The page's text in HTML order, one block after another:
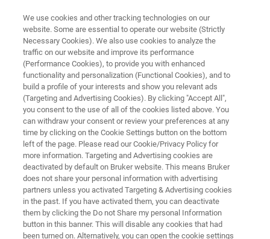
应用文档 - 磁共振
利用EPR谱监测放射治疗剂量分
布
“……EPR未来可能会在研究组织-空气界面的亚
毫米表层内的剂量分布方面发挥作用。”
联系我们
探索磁共振图书馆
We use cookies and other tracking technologies on our
website. Some are essential to operate our website (Strictly
Necessary Cookies). We also use cookies to analyze the
traffic on our website and improve its performance
(Performance Cookies), to provide you with enhanced
functionality and personalization (Functional Cookies), and to
build a profile of your interests and show you relevant ads
(Targeting and Advertising Cookies). By clicking "Accept All",
you consent to the use of all of the cookies listed above. You
can withdraw your consent or review your preferences at any
time by clicking on the Cookie Settings button on the bottom
left of the page. Please read our Cookie/Privacy Policy for
more information. Targeting and Advertising cookies are
deactivated by default on Bruker website. This means Bruker
does not share your personal information with advertising
partners unless you activated Targeting & Advertising cookies
in the past. If you have activated them, you can deactivate
them by clicking the Do not Share my personal Information
button in this banner. This will disable any cookies that had
been turned on. Alternatively, you can open the cookie settings